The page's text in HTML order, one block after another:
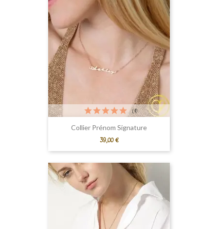
Collier Prénom Signature
Prix
39,00 €
(1)